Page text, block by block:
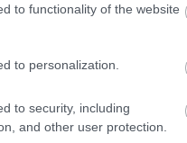
to functionality of the website
to personalization.
to security, including
and other user protection.